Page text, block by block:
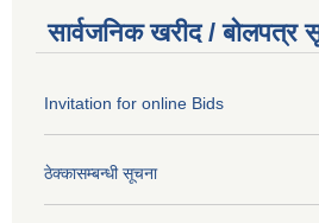
सार्वजनिक खरीद / बोलपत्र
Invitation for online Bids
ठेक्कासम्बन्धी सूचना